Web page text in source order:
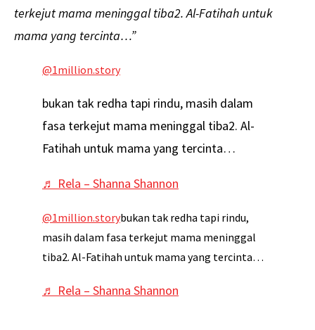
terkejut mama meninggal tiba2. Al-Fatihah untuk
mama yang tercinta…”
@1million.story
bukan tak redha tapi rindu, masih dalam
fasa terkejut mama meninggal tiba2. Al-
Fatihah untuk mama yang tercinta…
♬ Rela – Shanna Shannon
@1million.storybukan tak redha tapi rindu,
masih dalam fasa terkejut mama meninggal
tiba2. Al-Fatihah untuk mama yang tercinta…
♬ Rela – Shanna Shannon